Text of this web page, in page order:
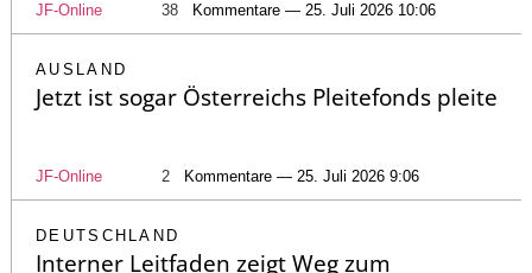
JF-Online 38 Kommentare — 25. Juli 2026 10:06
AUSLAND
Jetzt ist sogar Österreichs Pleitefonds pleite
JF-Online 2 Kommentare — 25. Juli 2026 9:06
DEUTSCHLAND
Interner Leitfaden zeigt Weg zum